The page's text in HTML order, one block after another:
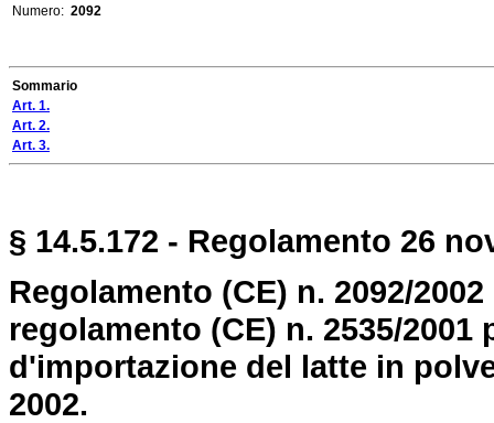
Numero: 2092
Sommario
Art. 1.
Art. 2.
Art. 3.
§ 14.5.172 - Regolamento 26
Regolamento (CE) n. 2092/
regolamento (CE) n. 2535/
d'importazione del latte in
2002.